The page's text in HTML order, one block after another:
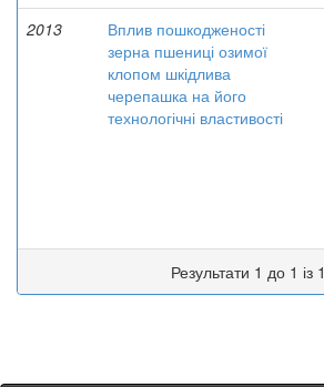
2013
Вплив пошкодженості
зерна пшениці озимої
клопом шкідлива
черепашка на його
технологічні властивості
Результати 1 до 1 із 1